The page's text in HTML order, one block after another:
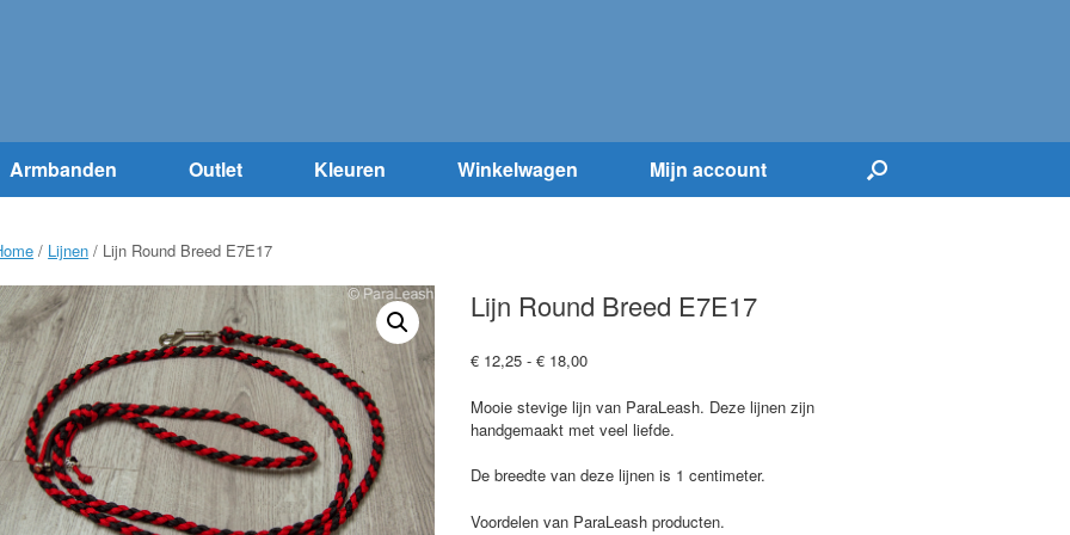
Armbanden Outlet Kleuren Winkelwagen Mijn account
/ Lijnen / Lijn Round Breed E7E17
Lijn Round Breed E7E17
€ 12,25 - € 18,00Prijsklasse:
tot
€ 18,00
Mooie stevige lijn van ParaLeash. Deze lijnen zijn
handgemaakt met veel liefde.
De breedte van deze lijnen is 1 centimeter.
Voordelen van ParaLeash producten.